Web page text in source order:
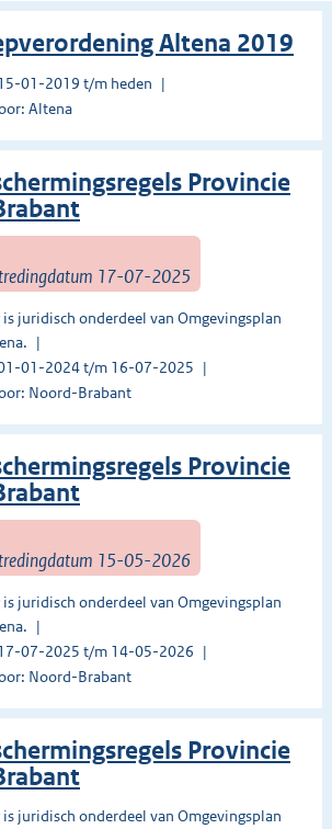
Altena 2019
01-2019 t/m heden
Altena
Provincie
17-07-2025
is juridisch onderdeel van Omgevingsplan
01-2024 t/m 16-07-2025
Noord-Brabant
Provincie
15-05-2026
is juridisch onderdeel van Omgevingsplan
07-2025 t/m 14-05-2026
Noord-Brabant
Provincie
is juridisch onderdeel van Omgevingsplan